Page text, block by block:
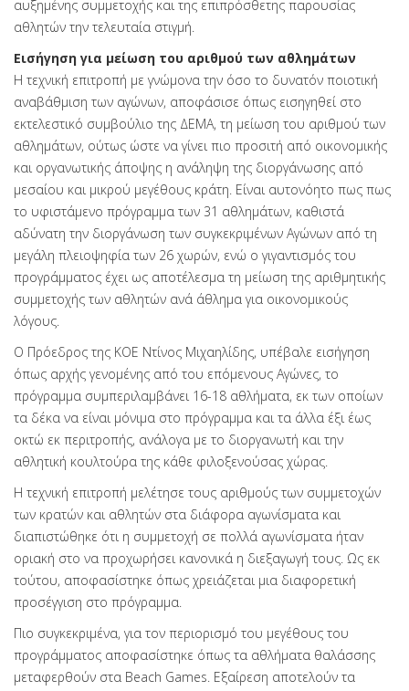
αυξημένης συμμετοχής και της επιπρόσθετης παρουσίας
αθλητών την τελευταία στιγμή.
Εισήγηση για μείωση του αριθμού των αθλημάτων
Η τεχνική επιτροπή με γνώμονα την όσο το δυνατόν ποιοτική
αναβάθμιση των αγώνων, αποφάσισε όπως εισηγηθεί στο
εκτελεστικό συμβούλιο της ΔΕΜΑ, τη μείωση του αριθμού των
αθλημάτων, ούτως ώστε να γίνει πιο προσιτή από οικονομικής
και οργανωτικής άποψης η ανάληψη της διοργάνωσης από
μεσαίου και μικρού μεγέθους κράτη. Είναι αυτονόητο πως πως
το υφιστάμενο πρόγραμμα των 31 αθλημάτων, καθιστά
αδύνατη την διοργάνωση των συγκεκριμένων Αγώνων από τη
μεγάλη πλειοψηφία των 26 χωρών, ενώ ο γιγαντισμός του
προγράμματος έχει ως αποτέλεσμα τη μείωση της αριθμητικής
συμμετοχής των αθλητών ανά άθλημα για οικονομικούς
λόγους.
Ο Πρόεδρος της ΚΟΕ Ντίνος Μιχαηλίδης, υπέβαλε εισήγηση
όπως αρχής γενομένης από του επόμενους Αγώνες, το
πρόγραμμα συμπεριλαμβάνει 16-18 αθλήματα, εκ των οποίων
τα δέκα να είναι μόνιμα στο πρόγραμμα και τα άλλα έξι έως
οκτώ εκ περιτροπής, ανάλογα με το διοργανωτή και την
αθλητική κουλτούρα της κάθε φιλοξενούσας χώρας.
Η τεχνική επιτροπή μελέτησε τους αριθμούς των συμμετοχών
των κρατών και αθλητών στα διάφορα αγωνίσματα και
διαπιστώθηκε ότι η συμμετοχή σε πολλά αγωνίσματα ήταν
οριακή στο να προχωρήσει κανονικά η διεξαγωγή τους. Ως εκ
τούτου, αποφασίστηκε όπως χρειάζεται μια διαφορετική
προσέγγιση στο πρόγραμμα.
Πιο συγκεκριμένα, για τον περιορισμό του μεγέθους του
προγράμματος αποφασίστηκε όπως τα αθλήματα θαλάσσης
μεταφερθούν στα Beach Games. Εξαίρεση αποτελούν τα